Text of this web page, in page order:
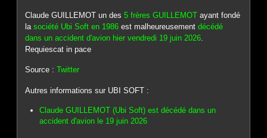
Claude GUILLEMOT un des5 frères GUILLEMOT ayant fondé
lasociété Ubi Soft en 1986 est malheureusementdécédé
dans un accident d'avion hier vendredi 19 juin 2026
Requiescat in pace
Source :Twitter
Autres informations sur UBI SOFT :
Claude GUILLEMOT (Ubi Soft) est décédé dans un
accident d'avion le 19 juin 2026